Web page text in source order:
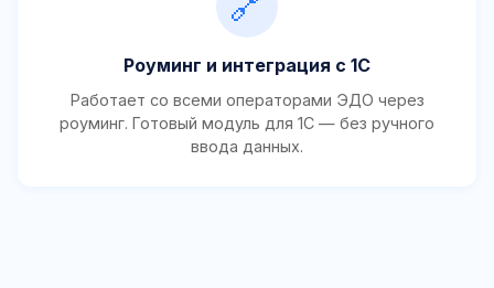
Роуминг и интеграция с 1С
Работает со всеми операторами ЭДО через
роуминг. Готовый модуль для 1С — без ручного
ввода данных.